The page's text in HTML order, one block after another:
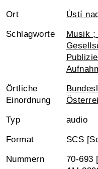
Ort Ústí
Schlagworte Musik ;
Örtliche
Einordnung
Typ audio
Format SCS
Nummern
70-693